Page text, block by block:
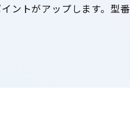
ントがアップします。型